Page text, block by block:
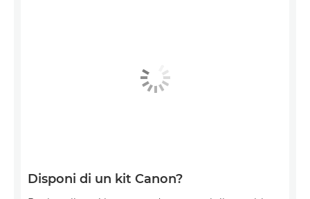
Disponi di un kit Canon?